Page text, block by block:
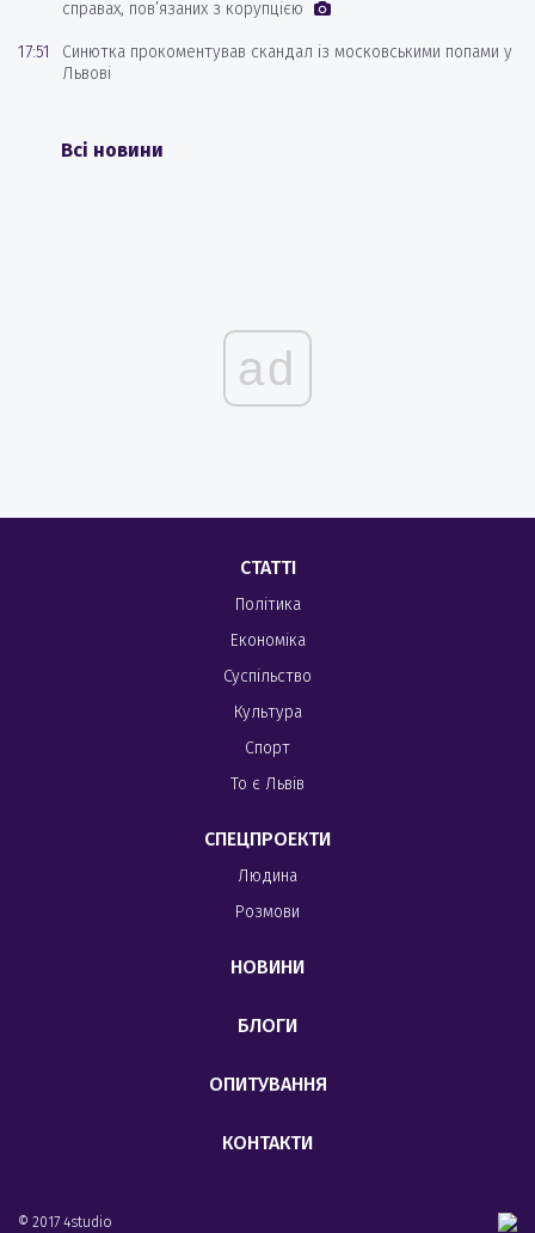
справах, пов’язаних з корупцією
17:51
Синютка прокоментував скандал із московськими попами у
Львові
Всі новини
ad
СТАТТІ
Політика
Економіка
Суспільство
Культура
Спорт
То є Львів
СПЕЦПРОЕКТИ
Людина
Розмови
НОВИНИ
БЛОГИ
ОПИТУВАННЯ
КОНТАКТИ
© 2017 4studio